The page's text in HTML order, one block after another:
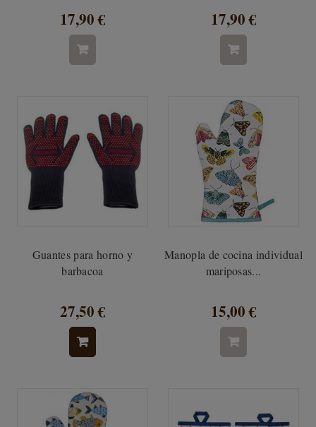
17,90 € 17,90 €
Guantes para horno y
barbacoa
27,50 €
Manopla de cocina individual
mariposas...
15,00 €